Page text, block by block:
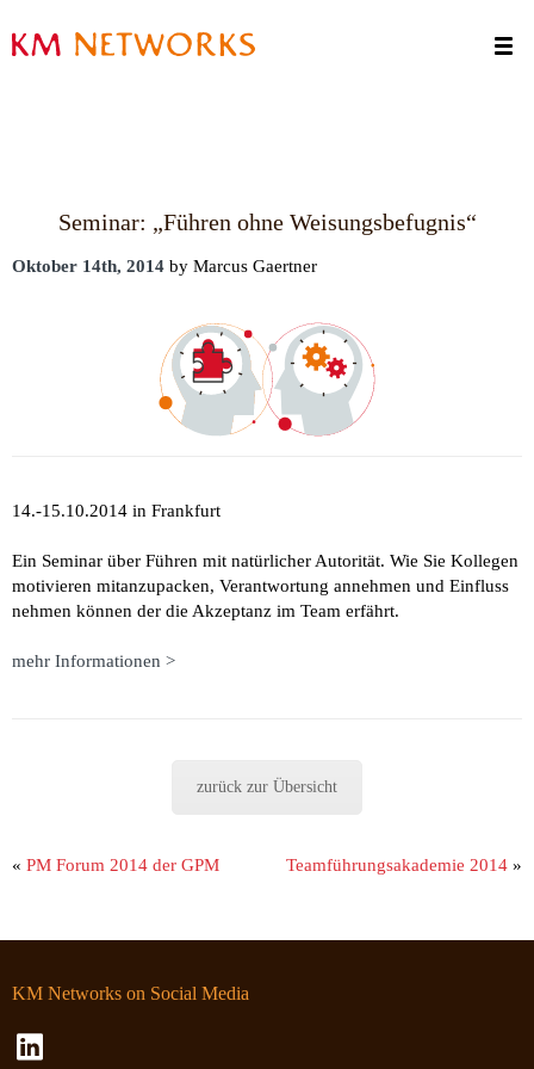
Kontakt
Seminar: „Führen ohne Weisungsbefugnis“
Oktober 14th, 2014 by Marcus Gaertner
14.-15.10.2014 in Frankfurt
Ein Seminar über Führen mit natürlicher Autorität. Wie Sie Kollegen
motivieren mitanzupacken, Verantwortung annehmen und Einfluss
nehmen können der die Akzeptanz im Team erfährt.
mehr Informationen >
zurück zur Übersicht
Teamführungsakademie 2014 »
« PM Forum 2014 der GPM
KM Networks on Social Media